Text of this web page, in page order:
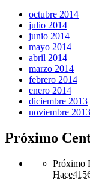
octubre 2014
julio 2014
junio 2014
mayo 2014
abril 2014
marzo 2014
febrero 2014
enero 2014
diciembre 2013
noviembre 2013
Próximo
Próximo
Hace